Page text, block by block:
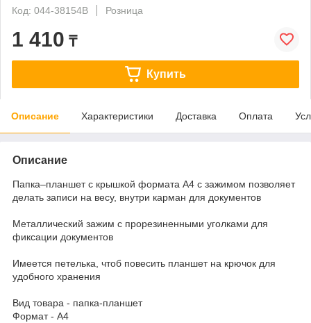
Код: 044-38154B
Розница
1 410 ₸
Купить
Описание Характеристики Доставка Оплата
Описание
Папка–планшет с крышкой формата А4 с зажимом позволяет
делать записи на весу, внутри карман для документов
Металлический зажим с прорезиненными уголками для
фиксации документов
Имеется петелька, чтоб повесить планшет на крючок для
удобного хранения
Вид товара - папка-планшет
Формат - А4